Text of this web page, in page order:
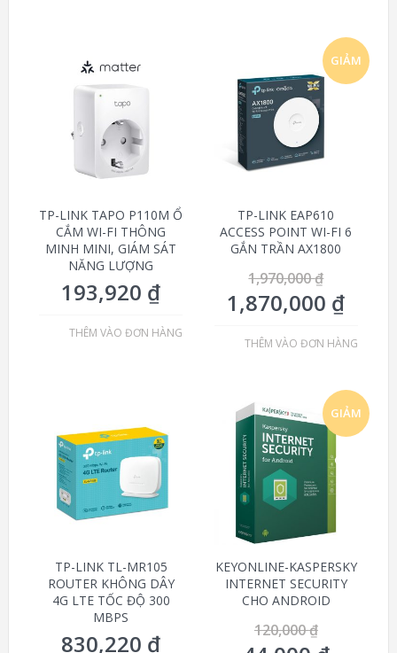
TP-LINK TAPO P110M Ổ
CẮM WI-FI THÔNG
MINH MINI, GIÁM SÁT
NĂNG LƯỢNG
193,920 ₫
THÊM VÀO ĐƠN HÀNG
GIẢM
TP-LINK EAP610
ACCESS POINT WI-FI 6
GẮN TRẦN AX1800
1,970,000₫
1,870,000 ₫
THÊM VÀO ĐƠN HÀNG
TP-LINK TL-MR105
ROUTER KHÔNG DÂY
4G LTE TỐC ĐỘ 300
MBPS
830,220 ₫
GIẢM
GIÁ!
KEYONLINE-KASPERSKY
INTERNET SECURITY
CHO ANDROID
120,000₫